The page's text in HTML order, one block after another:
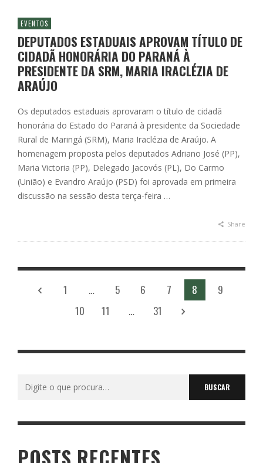
EVENTOS
DEPUTADOS ESTADUAIS APROVAM TÍTULO DE
CIDADÃ HONORÁRIA DO PARANÁ À
PRESIDENTE DA SRM, MARIA IRACLÉZIA DE
ARAÚJO
Os deputados estaduais aprovaram o título de cidadã
honorária do Estado do Paraná à presidente da Sociedade
Rural de Maringá (SRM), Maria Iraclézia de Araújo. A
homenagem proposta pelos deputados Adriano José (PP),
Maria Victoria (PP), Delegado Jacovós (PL), Do Carmo
(União) e Evandro Araújo (PSD) foi aprovada em primeira
discussão na sessão desta terça-feira …
Share
1 … 5 6 7 8
9
10
11 … 31